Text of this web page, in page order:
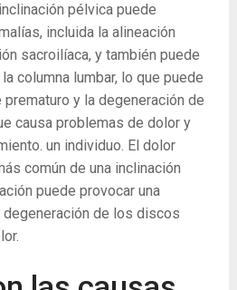
pélvica puede
incluida la alineación
sacroilíaca, y también puede
columna lumbar, lo que puede
y la degeneración de
causa problemas de dolor y
un individuo. El dolor
común de una inclinación
puede provocar una
degeneración de los discos